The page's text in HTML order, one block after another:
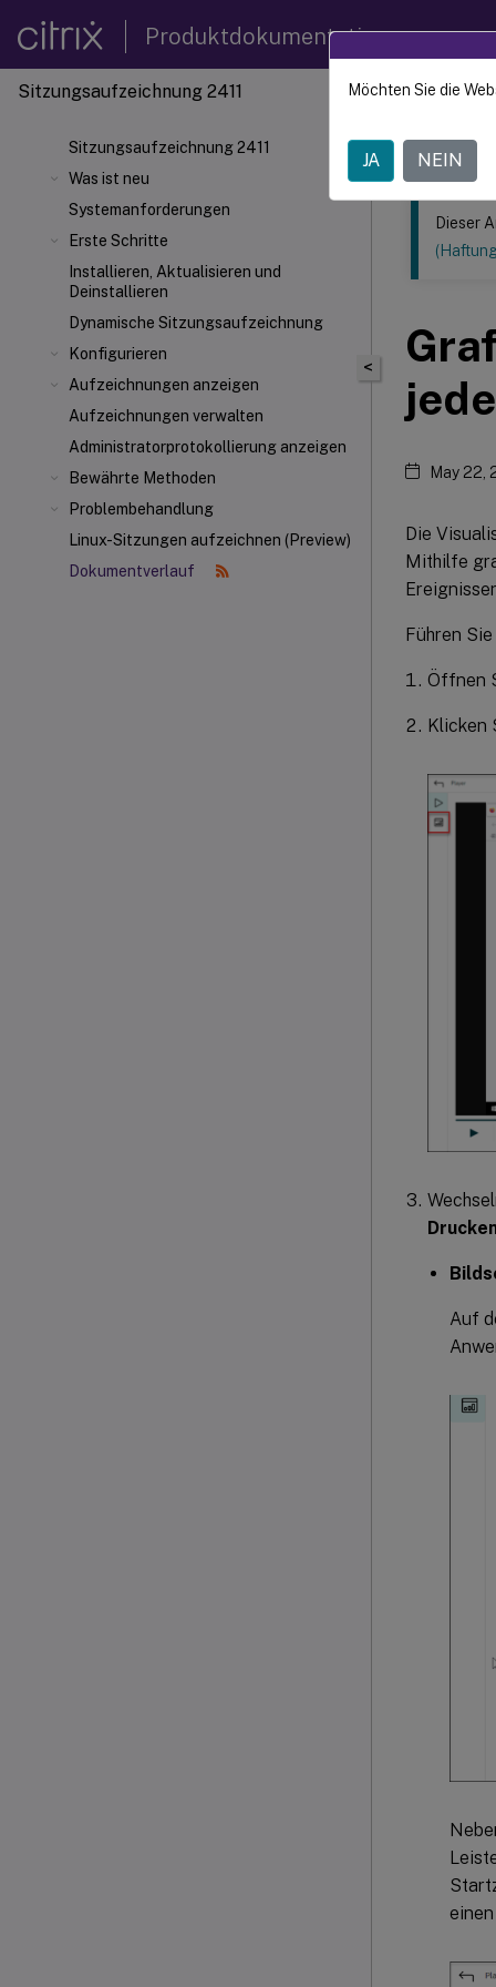
Produktdokumentation
Sitzungsaufzeichnung 2411
Sitzungsaufzeichnung 2411
Was ist neu
Systemanforderungen
Erste Schritte
Installieren, Aktualisieren und
Deinstallieren
Dynamische Sitzungsaufzeichnung
Konfigurieren
Aufzeichnungen anzeigen
Aufzeichnungen verwalten
Administratorprotokollierung anzeigen
Bewährte Methoden
Problembehandlung
Linux-Sitzungen aufzeichnen (Preview)
Dokumentverlauf
Dieser Inhalt
<
Dieser
May 22,
Die
Mithilfe
Führen
Öffnen
Klicken
Auf
Möchten Sie die
JA NEIN